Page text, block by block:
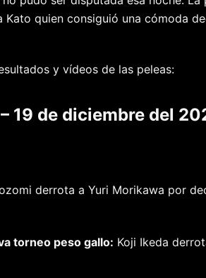
Kato quien consiguió una cómoda
y vídeos de las peleas:
19 de diciembre del
derrota a Yuri Morikawa por
torneo peso gallo: Koji Ikeda